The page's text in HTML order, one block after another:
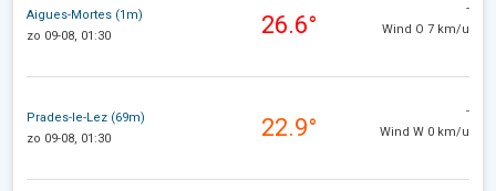
Aigues-Mortes (1m)
zo 09-08, 01:30
26.6°
-
Wind O 7 km/u
Prades-le-Lez (69m)
zo 09-08, 01:30
22.9°
-
Wind W 0 km/u